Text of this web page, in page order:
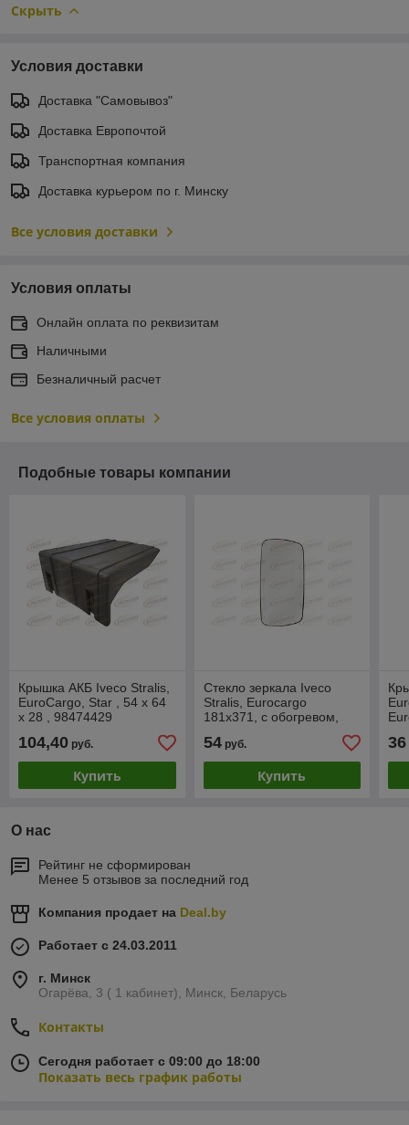
Скрыть
Условия доставки
Доставка "Самовывоз"
Доставка Европочтой
Транспортная компания
Доставка курьером по г. Минску
Все условия доставки
Условия оплаты
Онлайн оплата по реквизитам
Наличными
Безналичный расчет
Все условия оплаты
Подобные товары компании
Крышка АКБ Iveco Stralis,
EuroCargo, Star , 54 x 64
x 28 , 98474429
104,40 руб.
Купить
Стекло зеркала Iveco
Stralis, Eurocargo
181x371, с обогревом,
54руб.
Купить
36
О нас
Рейтинг не сформирован
Менее 5 отзывов за последний год
Компания продает на Deal.by
Работает с 24.03.2011
г. Минск
Огарёва, 3 ( 1 кабинет), Минск, Беларусь
Контакты
Сегодня работает с 09:00 до 18:00
Показать весь график работы